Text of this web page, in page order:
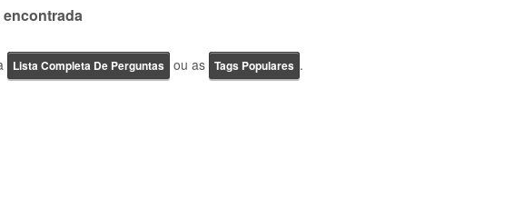
Lista Completa De Perguntas ou as Tags Populares .